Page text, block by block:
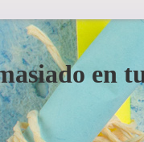
en